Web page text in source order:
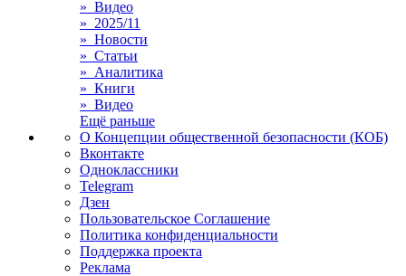
» Видео
» 2025/11
» Новости
» Статьи
» Аналитика
» Книги
» Видео
Ещё раньше
О Концепции общественной безопасности (КОБ)
Вконтакте
Одноклассники
Telegram
Дзен
Пользовательское Соглашение
Политика конфиденциальности
Поддержка проекта
Реклама